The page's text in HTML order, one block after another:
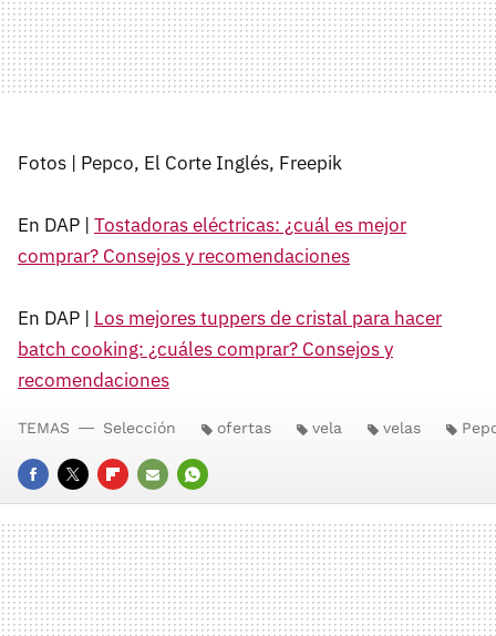
Fotos | Pepco, El Corte Inglés, Freepik
En DAP | Tostadoras eléctricas: ¿cuál es mejor
comprar? Consejos y recomendaciones
En DAP | Los mejores tuppers de cristal para hacer
batch cooking: ¿cuáles comprar? Consejos y
recomendaciones
FACEBOOK
TWITTERFLIPBOARD
E-
MAIL
WHATSAPP
TEMAS Selección ofertas vela velas